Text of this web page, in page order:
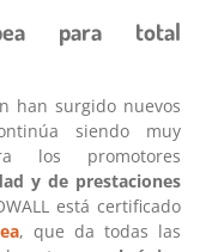
para total
han surgido nuevos
siendo muy
los promotores
y de prestaciones
está certificado
, que da todas las